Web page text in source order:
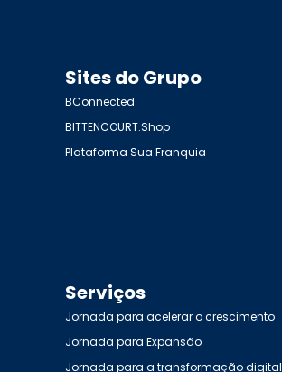
Sites do Grupo
BConnected
BITTENCOURT.Shop
Plataforma Sua Franquia
Serviços
Jornada para acelerar o crescimento
Jornada para Expansão
Jornada para a transformação digital